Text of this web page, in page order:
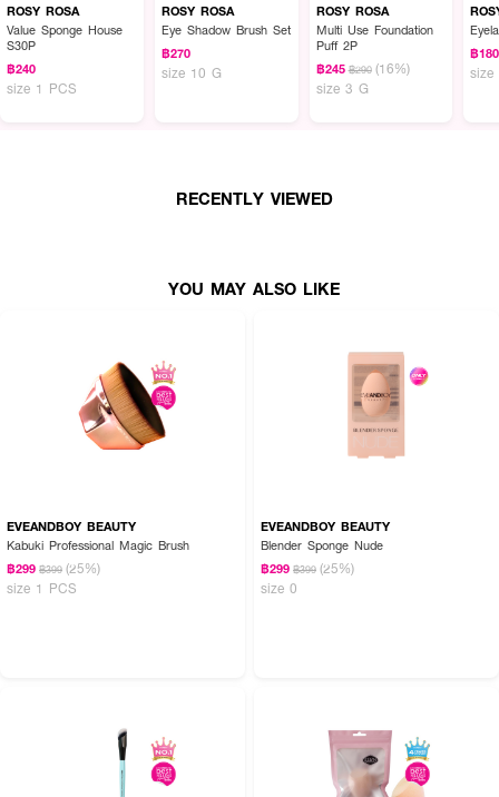
How To Use:
● ใช้พัฟแตะแป้งฝุ่นในปริมาณที่พอเหมาะ
(ผลิตภัณฑ์ประเภทอุปกรณ์แต่งหน้า ไม่มีส่วนผสมของสารสกัด)
● ใช้กับแป้งพัฟผสมรองพื้นได้ไหมคะ? จริงๆ รุ่นนี้ออกแบบมาให้ใช้คู่กับแป้งฝุ่นได้ดี
ที่สุดค่ะ แต่ถ้าจะใช้กับแป้งอัดแข็งก็สามารถทำได้เพื่อให้ได้ลุคที่ดูบางเบาและนวลเนียน
กว่าการใช้พัฟฟองน้ำปกติค่ะ
● พัฟนุ่มมากไหมคะ? นุ่มมากค่ะ ด้วยความหนาถึง 17 มม. และขนกำมะหยี่ที่ละเอียด
ทำให้สัมผัสบนหน้านุ่มนวลเหมือนไม่ได้ใช้แรงกดเลยค่ะ
ROSY ROSA
Value Sponge House
S30P
฿240
size 1 PCS
ROSY ROSA
Eye Shadow Brush Set
฿270
size 10 G
ROSY ROSA
Multi Use Foundation
Puff 2P
฿245 ฿290 (16%)
size 3 G
฿180
size
RECENTLY VIEWED
YOU MAY ALSO LIKE
EVEANDBOY BEAUTY
Kabuki Professional Magic Brush
฿299 ฿399 (25%)
size 1 PCS
EVEANDBOY BEAUTY
Blender Sponge Nude
฿299 ฿399 (25%)
size 0